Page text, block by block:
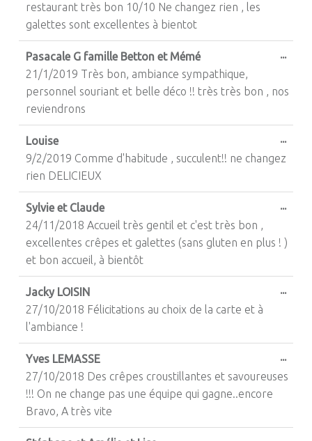
restaurant très bon 10/10 Ne changez rien , les
galettes sont excellentes à bientot
Pasacale G famille Betton et Mémé
21/1/2019 Très bon, ambiance sympathique,
personnel souriant et belle déco !! très très bon , nos
reviendrons
...
Louise
9/2/2019 Comme d'habitude , succulent!! ne changez
rien DELICIEUX
...
Sylvie et Claude
24/11/2018 Accueil très gentil et c'est très bon ,
excellentes crêpes et galettes (sans gluten en plus ! )
et bon accueil, à bientôt
...
Jacky LOISIN
27/10/2018 Félicitations au choix de la carte et à
l'ambiance !
...
Yves LEMASSE
27/10/2018 Des crêpes croustillantes et savoureuses
!!! On ne change pas une équipe qui gagne..encore
Bravo, A très vite
...